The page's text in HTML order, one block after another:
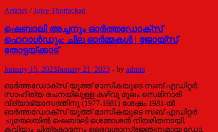
Articles /Joice Thottackad
ഷെബാലി അച്ചനും ഓര്‍ത്തഡോക്സ്
ഹെറാള്‍ഡും: ചില ഓര്‍മ്മകള്‍ | ജോയ്സ്
തോട്ടയ്ക്കാട്
January 15, 2023January 21, 2023 - by admin
ഓര്‍ത്തഡോക്സ് യൂത്ത് മാസികയുടെ സബ് എഡിറ്റര്‍
സാഹിത്യ രചനയിലുള്ള കഴിവു മൂലം സെമിനാരി
വിദ്യാഭ്യാസത്തിനു (1977-1981) ശേഷം 1981-ല്‍
ഓര്‍ത്തഡോക്സ് യൂത്ത് മാസികയുടെ സബ് എഡിറ്റര്‍
ചുമതലയില്‍ ഷെബാലി ശെമ്മാശന്‍ നിയമിതനായി.
കവിയും ചിത്രകാരനും ദൈവശാസ്ത്രജ്ഞനുമായ ഡോ.